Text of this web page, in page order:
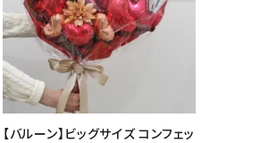
【バルーン】ビッグサイズ コンフェッ